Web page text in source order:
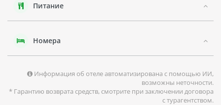
ресторанах отеля, которые предлагают блюда
международной и китайской кухни. Кроме того, отель
массажи и процедуры красоты.
Питание
Номера
Информация об отеле автоматизирована с помощью ИИ,
возможны неточности.
* Гарантию возврата средств, смотрите при заключении договора
с турагентством.